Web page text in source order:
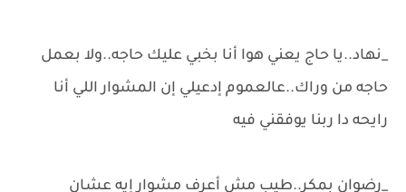
_نهاد..يا حاج يعني هوا أنا بخبي عليك حاجه..ولا بعمل
حاجه من وراك..عالعموم إدعيلي إن المشوار اللي أنا
رايحه دا ربنا يوفقني فيه
_رضوان بمكر..طيب مش أعرف مشوار إيه عشان